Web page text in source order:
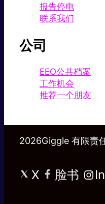
报告停电
联系我们
公司
EEO公共档案
工作机会
推荐一个朋友
2026Giggle 有限责
X 脸书